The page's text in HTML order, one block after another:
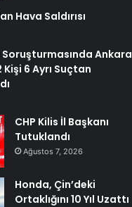
Hava Saldırısı
Ankara
6 Ayrı Suçtan
CHP Kilis İl Başkanı
Tutuklandı
Ağustos 7, 2026
Honda, Çin’deki
Ortaklığını 10 Yıl Uzattı